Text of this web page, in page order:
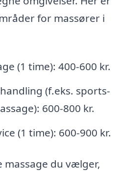
for massører i
(1 time): 400-600 kr.
(f.eks. sports-
600-800 kr.
(1 time): 600-900 kr.
massage du vælger,